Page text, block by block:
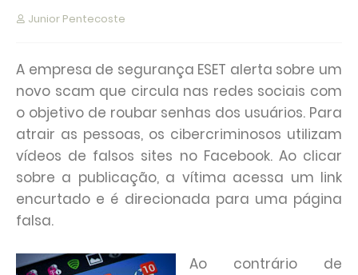
Junior Pentecoste
A empresa de segurança ESET alerta sobre um
novo scam que circula nas redes sociais com
o objetivo de roubar senhas dos usuários. Para
atrair as pessoas, os cibercriminosos utilizam
vídeos de falsos sites no Facebook. Ao clicar
sobre a publicação, a vítima acessa um link
encurtado e é direcionada para uma página
falsa.
Ao contrário de